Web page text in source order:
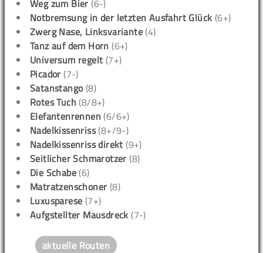
Weg zum Bier (6-)
Notbremsung in der letzten Ausfahrt Glück (6+)
Zwerg Nase, Linksvariante (4)
Tanz auf dem Horn (6+)
Universum regelt (7+)
Picador (7-)
Satanstango(8)
Rotes Tuch (8/8+)
Elefantenrennen (6/6+)
Nadelkissenriss(8+/9-)
Nadelkissenriss direkt (9+)
Seitlicher Schmarotzer (8)
Die Schabe (6)
Matratzenschoner (8)
Luxusparese (7+)
Aufgstellter Mausdreck (7-)
aktuelle Routen